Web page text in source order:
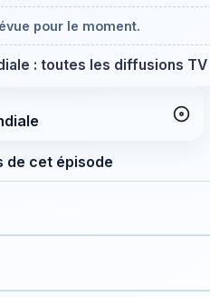
pour le moment.
: toutes les diffusions TV
de cet épisode